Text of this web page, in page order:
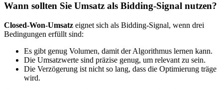
Wann sollten Sie Umsatz als Bidding-Signal nutzen?
Closed-Won-Umsatz eignet sich als Bidding-Signal, wenn drei
Bedingungen erfüllt sind:
Es gibt genug Volumen, damit der Algorithmus lernen kann.
Die Umsatzwerte sind präzise genug, um relevant zu sein.
Die Verzögerung ist nicht so lang, dass die Optimierung träge
wird.